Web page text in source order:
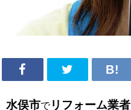
水俣市でリフォーム業者